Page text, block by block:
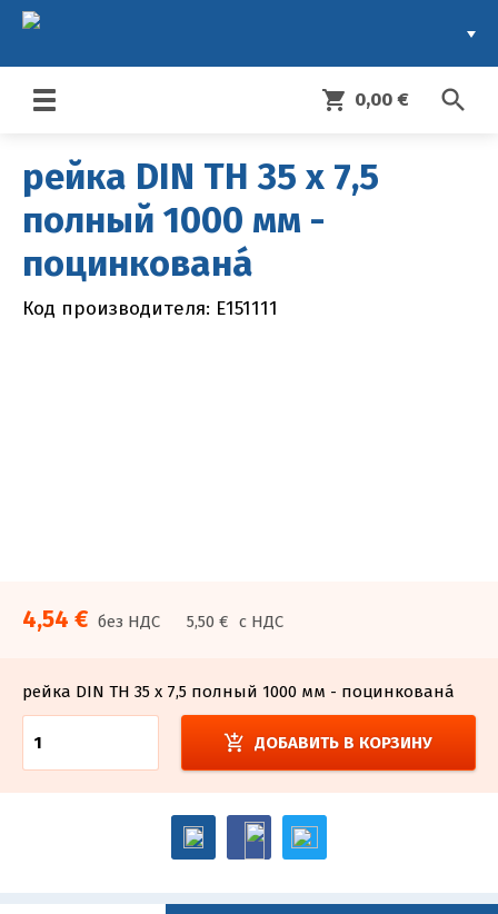
Toggle
search
shopping_cart 0,00 €
рейка DIN TH 35 x 7,5
полный 1000 мм -
поцинкованá
Код производителя: E151111
4,54 € без НДС 5,50 € с НДС
рейка DIN TH 35 x 7,5 полный 1000 мм - поцинкованá
add_shopping_cart ДОБАВИТЬ В КОРЗИНУ